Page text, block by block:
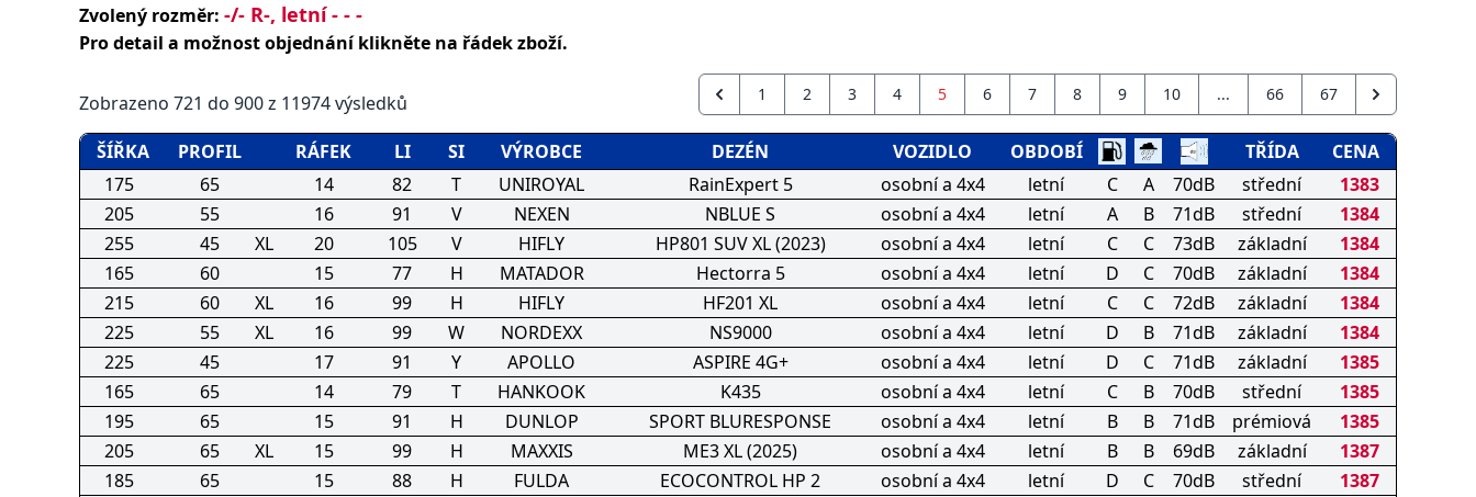
Zvolený rozměr: -/- R-, letní - - -
Pro detail a možnost objednání klikněte na řádek zboží.
Zobrazeno 721 do 900z 11974výsledků 1 2 3 4 5 6 7 8 9 10 ... 66 67
ŠÍŘKA PROFIL RÁFEK LI SI VÝROBCE DEZÉN VOZIDLO OBDOBÍ TŘÍDA
CENA
175
65 14 82 T UNIROYAL RainExpert 5 osobní a 4x4 letní C A 70dB střední
1383
205
55 16 91 V NEXEN NBLUE S osobní a 4x4 letní A B 71dB střední
1384
255
45 XL 20 105 V HIFLY HP801 SUV XL (2023) osobní a 4x4 letní C C 73dB základní
1384
165
60 15 77 H MATADOR Hectorra 5 osobní a 4x4 letní D C 70dB základní
1384
215
60 XL 16 99 H HIFLY HF201 XL osobní a 4x4 letní C C 72dB základní
1384
225
55 XL 16 99 W NORDEXX NS9000 osobní a 4x4 letní D B 71dB základní
1384
225
45 17 91 Y APOLLO ASPIRE 4G+ osobní a 4x4 letní D C 71dB základní
1385
165
65 14 79 T HANKOOK K435 osobní a 4x4 letní C B 70dB střední
1385
195
65 15 91 H DUNLOP SPORT BLURESPONSE osobní a 4x4 letní B B 71dB prémiová
1385
205
65 XL 15 99 H MAXXIS ME3 XL (2025) osobní a 4x4 letní B B 69dB základní
1387
185
65 15 88 H FULDA ECOCONTROL HP 2 osobní a 4x4 letní D C 70dB střední
1387